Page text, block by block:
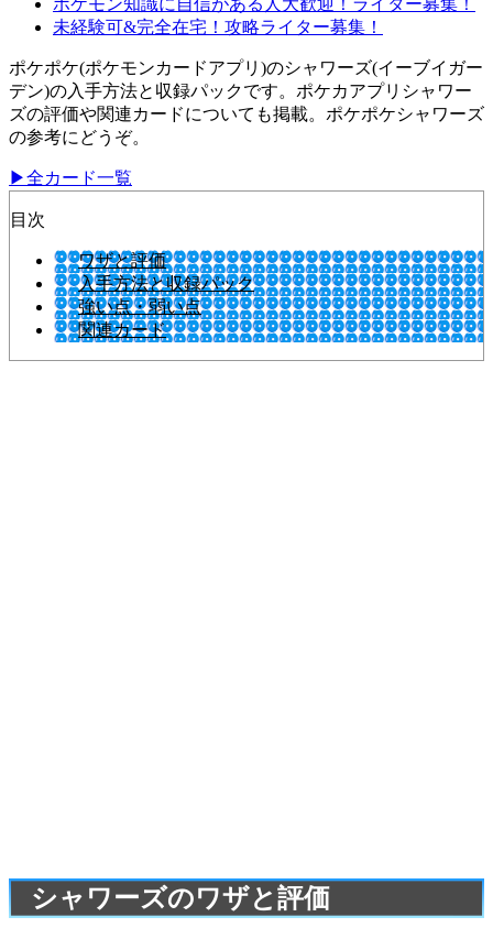
未経験可&完全在宅！攻略ライター募集！
ポケポケ(ポケモンカードアプリ)のシャワーズ(イーブイガー
デン)の入手方法と収録パックです。ポケカアプリシャワー
ズの評価や関連カードについても掲載。ポケポケシャワーズ
の参考にどうぞ。
▶全カード一覧
目次
ワザと評価
入手方法と収録パック
強い点・弱い点
関連カード
シャワーズのワザと評価